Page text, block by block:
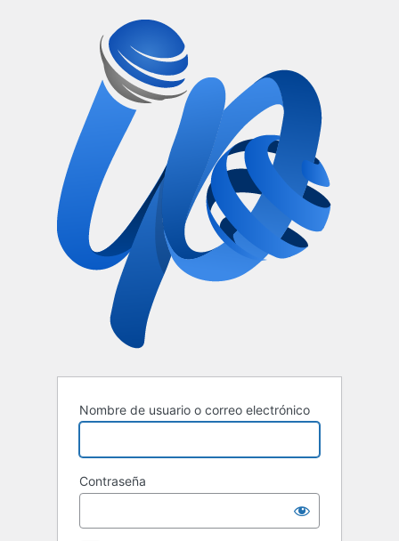
Nombre de usuario o correo electrónico
Contraseña